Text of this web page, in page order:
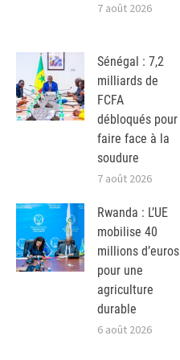
7 août 2026
Sénégal : 7,2
milliards de
FCFA
débloqués pour
faire face à la
soudure
7 août 2026
Rwanda : L’UE
mobilise 40
millions d’euros
pour une
agriculture
durable
6 août 2026